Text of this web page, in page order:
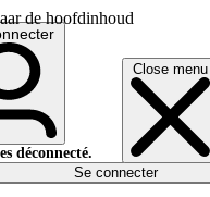
de hoofdinhoud
Close menu
déconnecté.
Se connecter